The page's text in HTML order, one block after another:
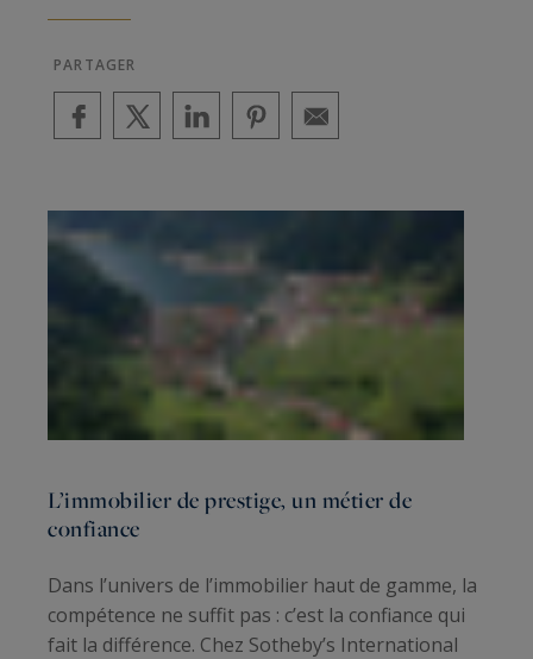
PARTAGER
L’immobilier de prestige, un métier de
confiance
Dans l’univers de l’immobilier haut de gamme, la
compétence ne suffit pas : c’est la confiance qui
fait la différence. Chez Sotheby’s International